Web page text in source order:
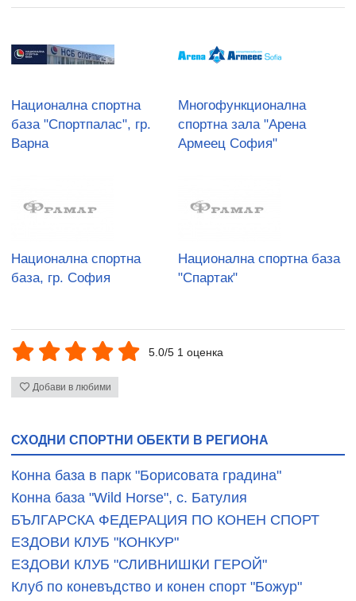
Национална спортна
база "Спортпалас", гр.
Варна
Многофункционална
спортна зала "Арена
Армеец София"
Национална спортна
база, гр. София
Национална спортна база
"Спартак"
5.0/5 1 оценка
Добави в любими
СХОДНИ СПОРТНИ ОБЕКТИ В РЕГИОНА
Конна база в парк "Борисовата градина"
Конна база "Wild Horse", с. Батулия
БЪЛГАРСКА ФЕДЕРАЦИЯ ПО КОНЕН СПОРТ
ЕЗДОВИ КЛУБ "КОНКУР"
ЕЗДОВИ КЛУБ "СЛИВНИШКИ ГЕРОЙ"
Клуб по коневъдство и конен спорт "Божур"